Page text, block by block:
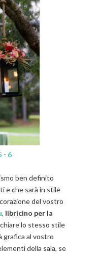
- 6
ben definito
e che sarà in stile
del vostro
, libricino per la
lo stesso stile
grafica al vostro
della sala, se